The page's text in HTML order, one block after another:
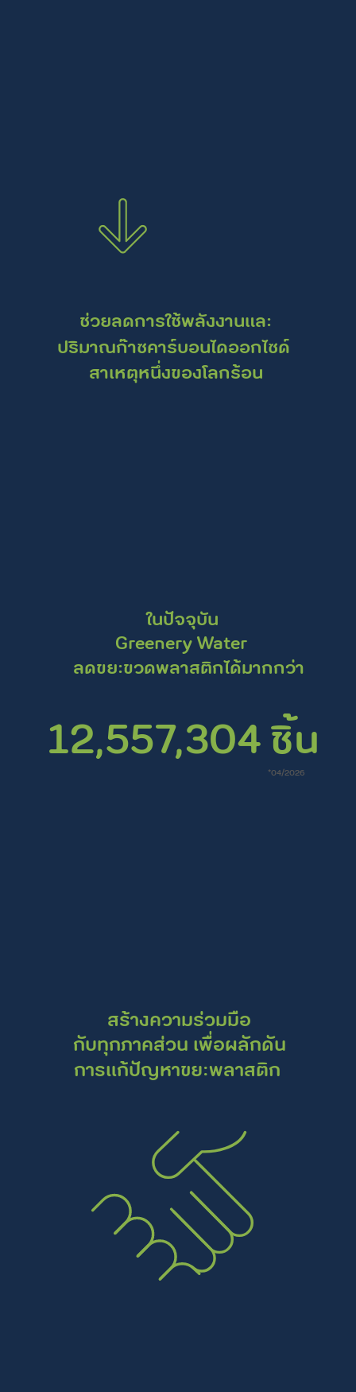
ช่วยลดการใช้พลังงานและ
ปริมาณก๊าซคาร์บอนไดออกไซด์
สาเหตุหนึ่งของโลกร้อน
ในปัจจุบัน
Greenery Water
ลดขยะขวดพลาสติกได้มากกว่า
สร้างความร่วมมือ
กับทุกภาคส่วน เพื่อผลักดัน
การแก้ปัญหาขยะพลาสติก
12,557,304 ชิ้น
*04/2026